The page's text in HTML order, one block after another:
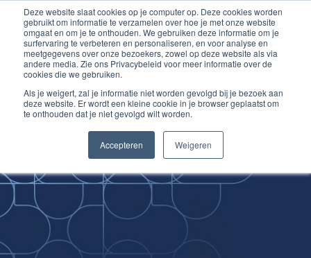
Deze website slaat cookies op je computer op. Deze cookies worden
gebruikt om informatie te verzamelen over hoe je met onze website
omgaat en om je te onthouden. We gebruiken deze informatie om je
surfervaring te verbeteren en personaliseren, en voor analyse en
meetgegevens over onze bezoekers, zowel op deze website als via
andere media. Zie ons Privacybeleid voor meer informatie over de
cookies die we gebruiken.
Als je weigert, zal je informatie niet worden gevolgd bij je bezoek aan
deze website. Er wordt een kleine cookie in je browser geplaatst om
te onthouden dat je niet gevolgd wilt worden.
Accepteren Weigeren
Inloggen account
Ga
naar
de
inhoud
Improving
Medical Skills